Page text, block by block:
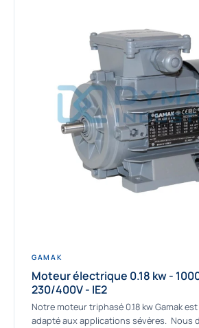
GAMAK
Moteur électrique 0.18 kw -
230/400V - IE2
Notre moteur triphasé 0.18 kw Gamak
adapté aux applications sévères. Nous